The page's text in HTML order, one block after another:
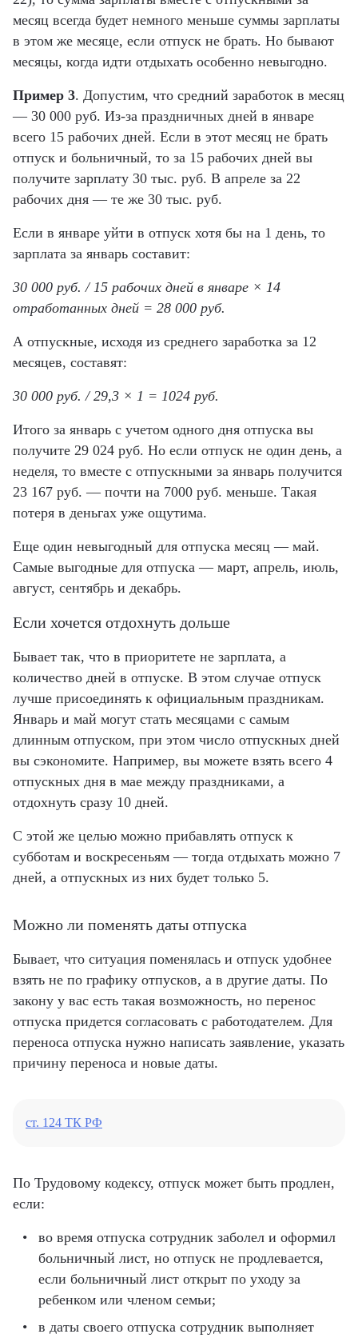
месяц всегда будет немного меньше суммы зарплаты
в этом же месяце, если отпуск не брать. Но бывают
месяцы, когда идти отдыхать особенно невыгодно.
Пример 3. Допустим, что средний заработок в месяц
— 30 000 руб. Из-за праздничных дней в январе
всего 15 рабочих дней. Если в этот месяц не брать
отпуск и больничный, то за 15 рабочих дней вы
получите зарплату 30 тыс. руб. В апреле за 22
рабочих дня — те же 30 тыс. руб.
Если в январе уйти в отпуск хотя бы на 1 день, то
зарплата за январь составит:
30 000 руб. / 15 рабочих дней в январе × 14
отработанных дней = 28 000 руб.
А отпускные, исходя из среднего заработка за 12
месяцев, составят:
30 000 руб. / 29,3 × 1 = 1024 руб.
Итого за январь с учетом одного дня отпуска вы
получите 29 024 руб. Но если отпуск не один день, а
неделя, то вместе с отпускными за январь получится
23 167 руб. — почти на 7000 руб. меньше. Такая
потеря в деньгах уже ощутима.
Еще один невыгодный для отпуска месяц — май.
Самые выгодные для отпуска — март, апрель, июль,
август, сентябрь и декабрь.
Если хочется отдохнуть дольше
Бывает так, что в приоритете не зарплата, а
количество дней в отпуске. В этом случае отпуск
лучше присоединять к официальным праздникам.
Январь и май могут стать месяцами с самым
длинным отпуском, при этом число отпускных дней
вы сэкономите. Например, вы можете взять всего 4
отпускных дня в мае между праздниками, а
отдохнуть сразу 10 дней.
С этой же целью можно прибавлять отпуск к
субботам и воскресеньям — тогда отдыхать можно 7
дней, а отпускных из них будет только 5.
Можно ли поменять даты отпуска
Бывает, что ситуация поменялась и отпуск удобнее
взять не по графику отпусков, а в другие даты. По
закону у вас есть такая возможность, но перенос
отпуска придется согласовать с работодателем. Для
переноса отпуска нужно написать заявление, указать
причину переноса и новые даты.
ст. 124 ТК РФ
По Трудовому кодексу, отпуск может быть продлен,
если:
во время отпуска сотрудник заболел и оформил
больничный лист, но отпуск не продлевается,
если больничный лист открыт по уходу за
ребенком или членом семьи;
в даты своего отпуска сотрудник выполняет